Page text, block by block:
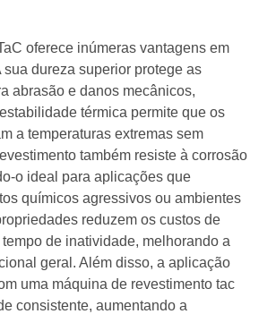
oferece inúmeras vantagens em
sua dureza superior protege as
abrasão e danos mecânicos,
térmica permite que os
a temperaturas extremas sem
também resiste à corrosão
o ideal para aplicações que
químicos agressivos ou ambientes
reduzem os custos de
de inatividade, melhorando a
geral. Além disso, a aplicação
uma máquina de revestimento tac
consistente, aumentando a